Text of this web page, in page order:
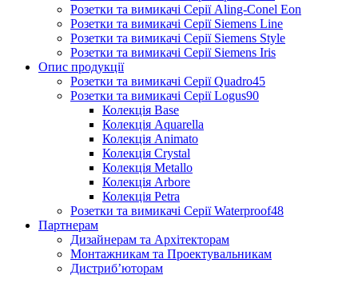
Розетки та вимикачі Серії Aling-Conel Eon
Розетки та вимикачі Серії Siemens Line
Розетки та вимикачі Серії Siemens Style
Розетки та вимикачі Серії Siemens Iris
Опис продукції
Розетки та вимикачі Серії Quadro45
Розетки та вимикачі Серії Logus90
Колекція Base
Колекція Aquarella
Колекція Animato
Колекція Crystal
Колекція Metallo
Колекція Arbore
Колекція Petra
Розетки та вимикачі Серії Waterproof48
Партнерам
Дизайнерам та Архітекторам
Монтажникам та Проектувальникам
Дистриб’юторам